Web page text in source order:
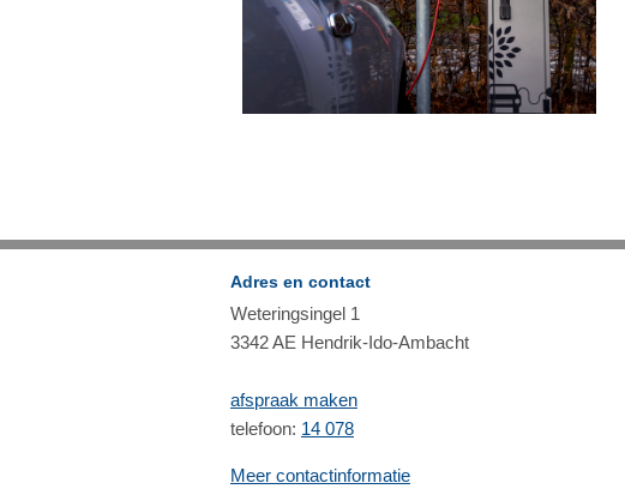
Adres en contact
Weteringsingel 1
3342 AE Hendrik-Ido-Ambacht
afspraak maken
telefoon: 14 078
Meer contactinformatie